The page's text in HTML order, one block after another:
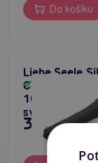
Do košíku
Liebe Seele
Cotton
10m (Black),
svazovací
395 Kč